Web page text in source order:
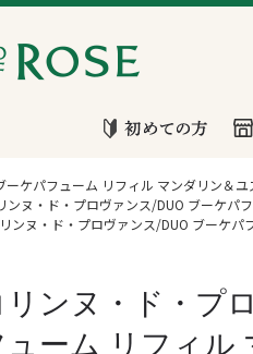
ーケパフューム リフィル マンダリン＆
ンヌ・ド・プロヴァンス/DUO ブーケパ
ンヌ・ド・プロヴァンス/DUO ブーケ
リンヌ・ド・プ
ューム リフィ